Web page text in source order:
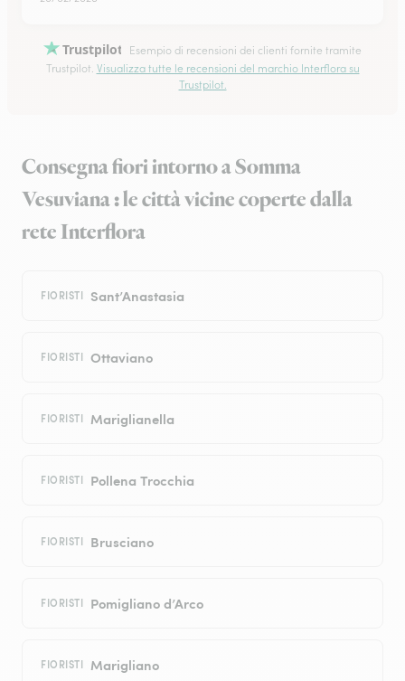
Trustpilot
Esempio di recensioni dei clienti fornite tramite
Trustpilot. Visualizza tutte le recensioni del marchio Interflora su
Trustpilot.
Consegna fiori intorno a Somma
Vesuviana : le città vicine coperte dalla
rete Interflora
FIORISTI Sant’Anastasia
FIORISTI Ottaviano
FIORISTI Mariglianella
FIORISTI Pollena Trocchia
FIORISTI Brusciano
FIORISTI Pomigliano d’Arco
FIORISTI Marigliano